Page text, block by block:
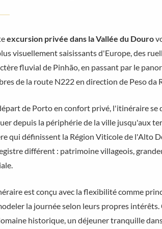
excursion privée dans la Vallée du Douro
visuellement saisissants d'Europe, des
fluvial de Pinhão, en passant par le
de la route N222 en direction de Peso da
de Porto en confort privé, l'itinéraire se
depuis la périphérie de la ville jusqu'aux
qui définissent la Région Viticole de l'Alto
différent : patrimoine villageois,
est conçu avec la flexibilité comme
la journée selon leurs propres
historique, un déjeuner tranquille